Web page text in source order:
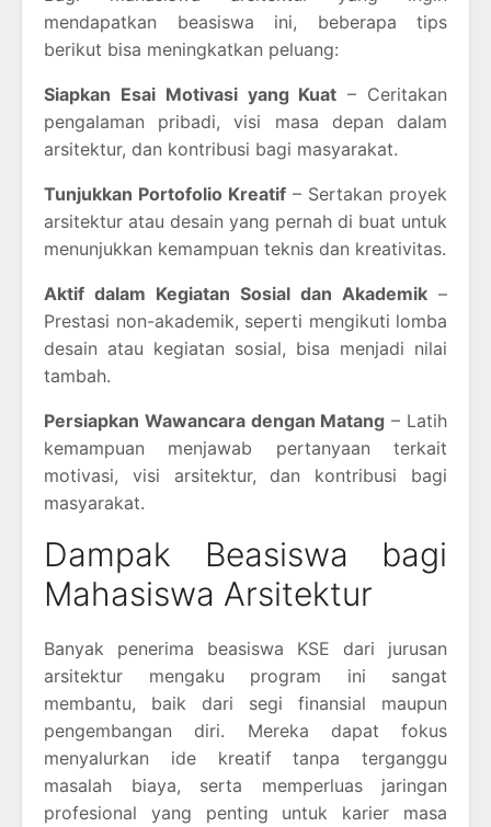
mendapatkan beasiswa ini, beberapa tips
berikut bisa meningkatkan peluang:
Siapkan Esai Motivasi yang Kuat – Ceritakan
pengalaman pribadi, visi masa depan dalam
arsitektur, dan kontribusi bagi masyarakat.
Tunjukkan Portofolio Kreatif – Sertakan proyek
arsitektur atau desain yang pernah di buat untuk
menunjukkan kemampuan teknis dan kreativitas.
Aktif dalam Kegiatan Sosial dan Akademik –
Prestasi non-akademik, seperti mengikuti lomba
desain atau kegiatan sosial, bisa menjadi nilai
tambah.
Persiapkan Wawancara dengan Matang – Latih
kemampuan menjawab pertanyaan terkait
motivasi, visi arsitektur, dan kontribusi bagi
masyarakat.
Dampak Beasiswa bagi
Mahasiswa Arsitektur
Banyak penerima beasiswa KSE dari jurusan
arsitektur mengaku program ini sangat
membantu, baik dari segi finansial maupun
pengembangan diri. Mereka dapat fokus
menyalurkan ide kreatif tanpa terganggu
masalah biaya, serta memperluas jaringan
profesional yang penting untuk karier masa